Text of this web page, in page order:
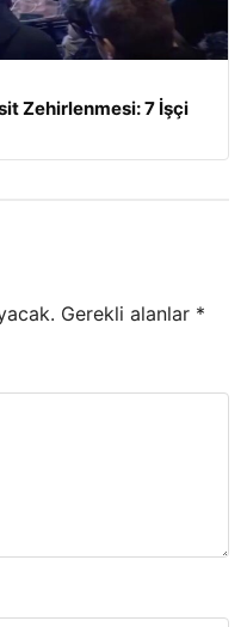
Zehirlenmesi: 7 İşçi
Gerekli alanlar *